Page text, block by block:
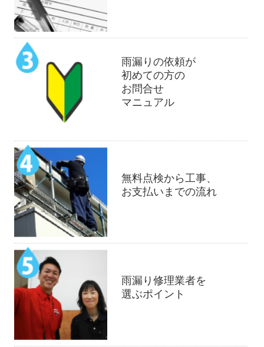
雨漏りの依頼が
初めての方の
お問合せ
マニュアル
無料点検から工事、
お支払いまでの流れ
雨漏り修理業者を
選ぶポイント